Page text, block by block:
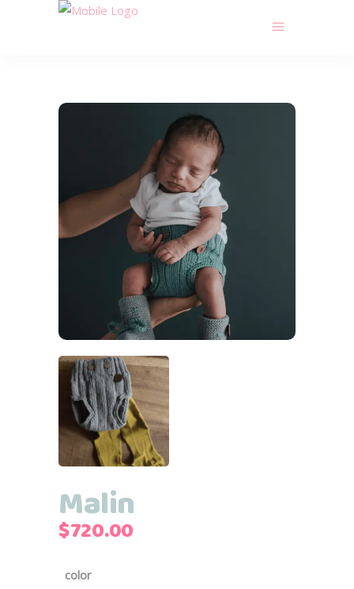
Malin
$720.00
color